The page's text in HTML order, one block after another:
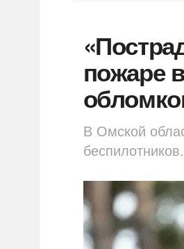
пожаре
В Омской
беспилотников.